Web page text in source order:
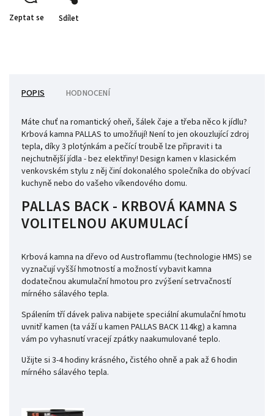
Zeptat se Sdílet
POPIS HODNOCENÍ
Máte chuť na romantický oheň, šálek čaje a třeba něco k jídlu?
Krbová kamna PALLAS to umožňují! Není to jen okouzlující zdroj
tepla, díky 3 plotýnkám a pečící troubě lze připravit i ta
nejchutnější jídla - bez elektřiny! Design kamen v klasickém
venkovském stylu z něj činí dokonalého společníka do obývací
kuchyně nebo do vašeho víkendového domu.
PALLAS BACK - KRBOVÁ KAMNA S
VOLITELNOU AKUMULACÍ
Krbová kamna na dřevo od Austroflammu (technologie HMS) se
vyznačují vyšší hmotností a možností vybavit kamna
dodatečnou akumulační hmotou pro zvýšení setrvačností
mírného sálavého tepla.
Spálením tří dávek paliva nabijete speciální akumulační hmotu
uvnitř kamen (ta váží u kamen PALLAS BACK 114kg) a kamna
vám po vyhasnutí vracejí zpátky naakumulované teplo.
Užijte si 3-4 hodiny krásného, čistého ohně a pak až 6 hodin
mírného sálavého tepla.